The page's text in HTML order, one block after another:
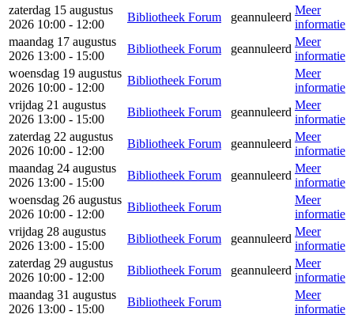
zaterdag 15 augustus
2026 10:00 - 12:00
Bibliotheek Forum geannuleerd
Meer
informatie
maandag 17 augustus
2026 13:00 - 15:00
Bibliotheek Forum geannuleerd
Meer
informatie
woensdag 19 augustus
2026 10:00 - 12:00
Bibliotheek Forum
Meer
informatie
vrijdag 21 augustus
2026 13:00 - 15:00
Bibliotheek Forum geannuleerd
Meer
informatie
zaterdag 22 augustus
2026 10:00 - 12:00
Bibliotheek Forum geannuleerd
Meer
informatie
maandag 24 augustus
2026 13:00 - 15:00
Bibliotheek Forum geannuleerd
Meer
informatie
woensdag 26 augustus
2026 10:00 - 12:00
Bibliotheek Forum
Meer
informatie
vrijdag 28 augustus
2026 13:00 - 15:00
Bibliotheek Forum geannuleerd
Meer
informatie
zaterdag 29 augustus
2026 10:00 - 12:00
Bibliotheek Forum geannuleerd
Meer
informatie
maandag 31 augustus
2026 13:00 - 15:00
Bibliotheek Forum
Meer
informatie